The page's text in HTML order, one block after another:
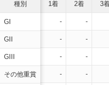
種別
GI
GII
GIII
その他重賞
1着 2着 3
- -
- -
- -
- -